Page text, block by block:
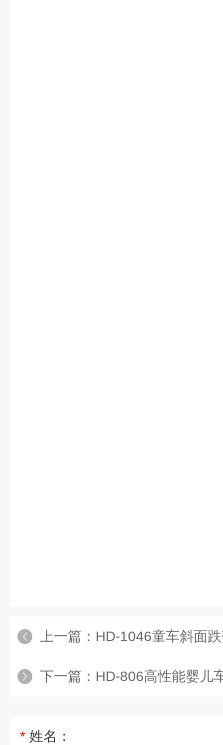
上一篇： HD-1046童车斜面
下一篇： HD-806高性能婴儿
* 姓名：